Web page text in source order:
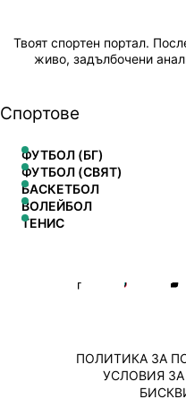
Твоят спортен портал.
живо, задълбочени
Спортове
ФУТБОЛ (БГ)
ФУТБОЛ (СВЯТ)
БАСКЕТБОЛ
ВОЛЕЙБОЛ
ТЕНИС
ПОЛИТИКА ЗА
УСЛОВИЯ